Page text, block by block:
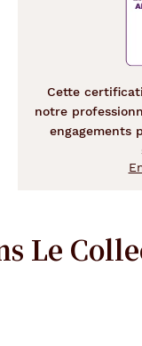
Cette
notre
engagements
Le